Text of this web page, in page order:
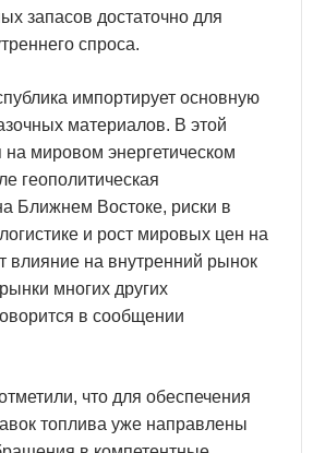
запасов достаточно для
спроса.
импортирует основную
материалов. В этой
на мировом энергетическом
геополитическая
Ближнем Востоке, риски в
и рост мировых цен на
влияние на внутренний рынок
многих других
в сообщении
что для обеспечения
топлива уже направлены